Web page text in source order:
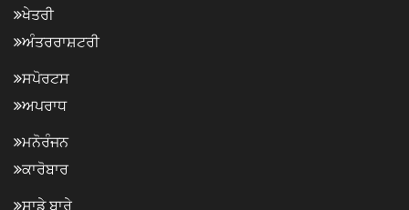
ਖੇਤਰੀ
ਅੰਤਰਰਾਸ਼ਟਰੀ
ਸਪੋਰਟਸ
ਅਪਰਾਧ
ਮਨੋਰੰਜਨ
ਕਾਰੋਬਾਰ
ਸਾਡੇ ਬਾਰੇ